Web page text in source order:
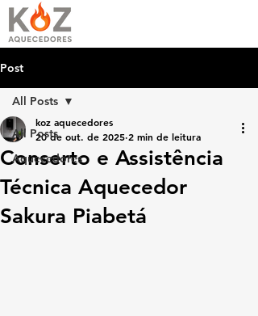
Post
All Posts
Aquecedores
All Posts
Conserto e Assistência
Técnica Aquecedor
Sakura Piabetá
koz aquecedores
20 de out. de 2025 2 min de leitura